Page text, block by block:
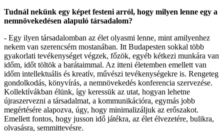
Tudnál nekünk egy képet festeni arról, hogy milyen lenne egy a
nemnövekedésen alapuló társadalom?
- Egy ilyen társadalomban az élet olyasmi lenne, mint amilyenhez
nekem van szerencsém mostanában. Itt Budapesten sokkal több
gyakorlati tevékenységet végzek, főzök, egyéb kétkezi munkára van
időm, időt töltök a barátaimmal. Az itteni életemben emellett van
időm intellektuális és kreatív, művészi tevékenységekre is. Rengeteg
gondolkodás, könyvírás, a nemnövekedés konferencia szervezése.
Kollektívákban élünk, így keressük az utat, hogyan lehetne
újraszervezni a társadalmat, a kommunikációra, egymás jobb
megértésére alapozva, úgy, hogy minimalizáljuk az erőszakot.
Emellett fontos, hogy jusson idő játékra, az élet élvezetére, bulikra,
olvasásra, semmittevésre.